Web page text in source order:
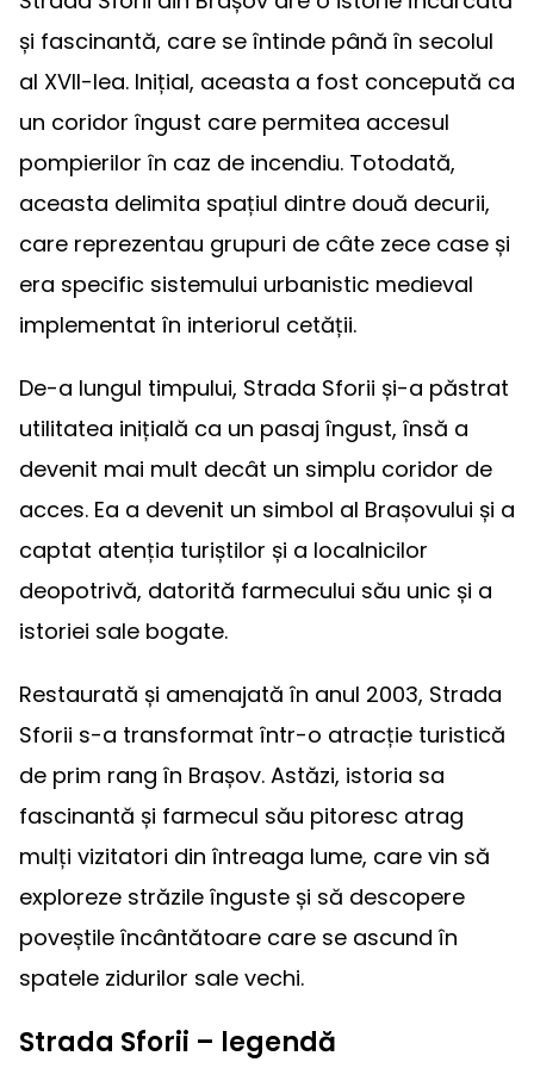
și fascinantă, care se întinde până în secolul
al XVII-lea. Inițial, aceasta a fost concepută ca
un coridor îngust care permitea accesul
pompierilor în caz de incendiu. Totodată,
aceasta delimita spațiul dintre două decurii,
care reprezentau grupuri de câte zece case și
era specific sistemului urbanistic medieval
implementat în interiorul cetății.
De-a lungul timpului, Strada Sforii și-a păstrat
utilitatea inițială ca un pasaj îngust, însă a
devenit mai mult decât un simplu coridor de
acces. Ea a devenit un simbol al Brașovului și a
captat atenția turiștilor și a localnicilor
deopotrivă, datorită farmecului său unic și a
istoriei sale bogate.
Restaurată și amenajată în anul 2003, Strada
Sforii s-a transformat într-o atracție turistică
de prim rang în Brașov. Astăzi, istoria sa
fascinantă și farmecul său pitoresc atrag
mulți vizitatori din întreaga lume, care vin să
exploreze străzile înguste și să descopere
poveștile încântătoare care se ascund în
spatele zidurilor sale vechi.
Strada Sforii – legendă